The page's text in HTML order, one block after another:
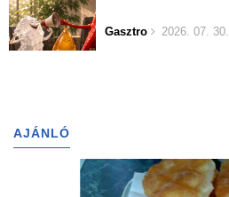
Gasztro 2026. 07. 30.
AJÁNLÓ